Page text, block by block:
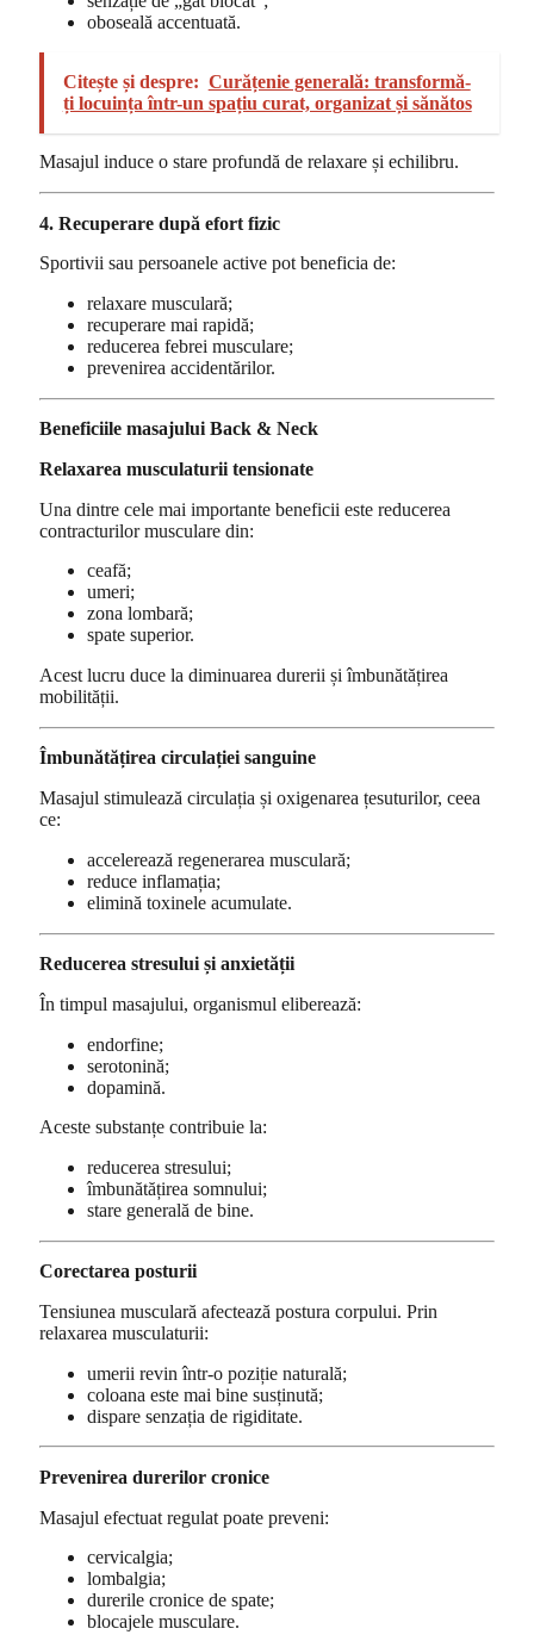
oboseală accentuată.
Citește și despre: Curățenie generală: transformă-
ți locuința într-un spațiu curat, organizat și sănătos
Masajul induce o stare profundă de relaxare și echilibru.
4. Recuperare după efort fizic
Sportivii sau persoanele active pot beneficia de:
relaxare musculară;
recuperare mai rapidă;
reducerea febrei musculare;
prevenirea accidentărilor.
Beneficiile masajului Back & Neck
Relaxarea musculaturii tensionate
Una dintre cele mai importante beneficii este reducerea
contracturilor musculare din:
ceafă;
umeri;
zona lombară;
spate superior.
Acest lucru duce la diminuarea durerii și îmbunătățirea
mobilității.
Îmbunătățirea circulației sanguine
Masajul stimulează circulația și oxigenarea țesuturilor, ceea
ce:
accelerează regenerarea musculară;
reduce inflamația;
elimină toxinele acumulate.
Reducerea stresului și anxietății
În timpul masajului, organismul eliberează:
endorfine;
serotonină;
dopamină.
Aceste substanțe contribuie la:
reducerea stresului;
îmbunătățirea somnului;
stare generală de bine.
Corectarea posturii
Tensiunea musculară afectează postura corpului. Prin
relaxarea musculaturii:
umerii revin într-o poziție naturală;
coloana este mai bine susținută;
dispare senzația de rigiditate.
Prevenirea durerilor cronice
Masajul efectuat regulat poate preveni:
cervicalgia;
lombalgia;
durerile cronice de spate;
blocajele musculare.